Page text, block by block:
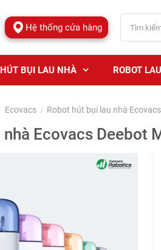
Hệ thống cửa hàng
BỤI LAU NHÀ ROBOT
Ecovacs Robot hút bụi lau nhà
Ecovacs Deebot